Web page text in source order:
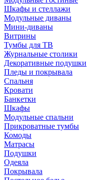
Шкафы и стеллажи
Модульные диваны
Мини-диваны
Витрины
Тумбы для ТВ
Журнальные столики
Декоративные подушки
Пледы и покрывала
Спальня
Кровати
Банкетки
Шкафы
Модульные спальни
Прикроватные тумбы
Комоды
Матрасы
Подушки
Одеяла
Покрывала